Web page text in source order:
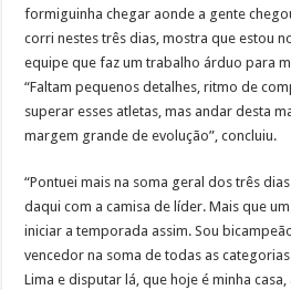
formiguinha chegar aonde a gente
corri nestes três dias, mostra que estou
equipe que faz um trabalho árduo para
“Faltam pequenos detalhes, ritmo de
superar esses atletas, mas andar desta
margem grande de evolução”, concluiu.
“Pontuei mais na soma geral dos três
daqui com a camisa de líder. Mais que
iniciar a temporada assim. Sou
vencedor na soma de todas as
Lima e disputar lá, que hoje é minha